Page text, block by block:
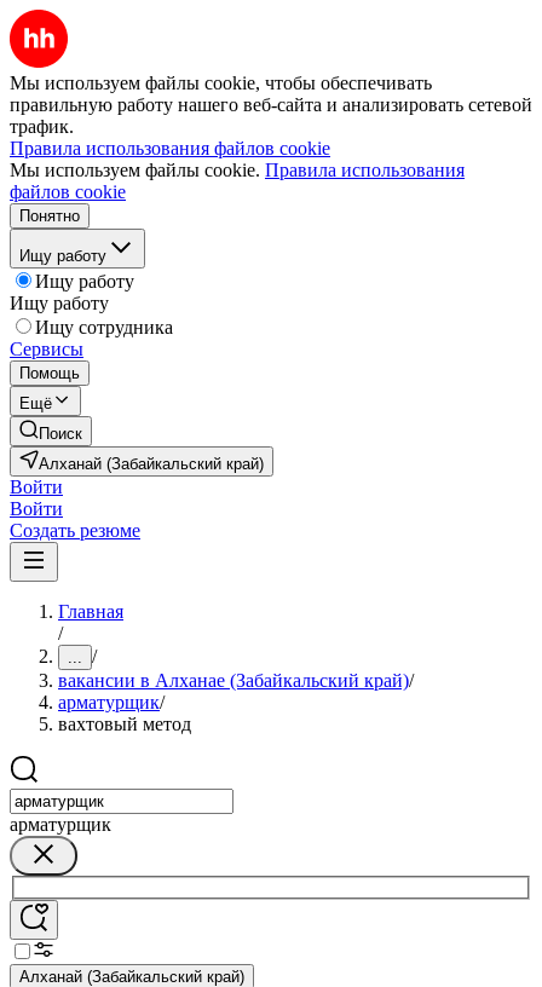
Мы используем файлы cookie, чтобы обеспечивать
правильную работу нашего веб-сайта и анализировать сетевой
трафик.
Правила использования файлов cookie
Мы используем файлы cookie. Правила использования
файлов cookie
Понятно
Ищу работу
Ищу работу
Ищу работу
Ищу сотрудника
Сервисы
Помощь
Ещё
Поиск
Алханай (Забайкальский край)
Войти
Войти
Создать резюме
Главная
/
... /
вакансии в Алханае (Забайкальский край)/
арматурщик/
вахтовый метод
арматурщик
Алханай (Забайкальский край)